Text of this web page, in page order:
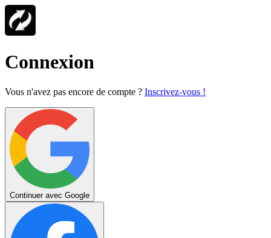
Connexion
Vous n'avez pas encore de compte ? Inscrivez-vous !
Continuer avec Google